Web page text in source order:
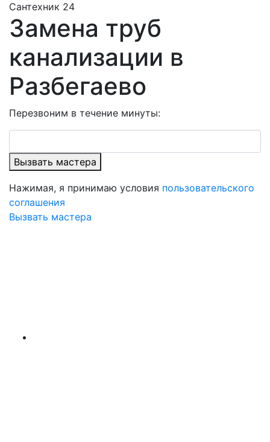
Сантехник 24
Замена труб
канализации в
Разбегаево
Перезвоним в течение минуты:
Вызвать мастера
Нажимая, я принимаю условия пользовательского
соглашения
Вызвать мастера